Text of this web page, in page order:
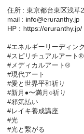
住所 : 東京都台東区浅草
mail : info@eruranthy.jp
HP： https://eruranthy.jp/
#エネルギーリーディン
#スピリチュアルアート®︎
#メディカルアート®︎
#現代アート
#愛と世界平和祈り
#新月●〜満月○祈り
#邪気払い
#レイキ養成講座
#光
#光と繋がる